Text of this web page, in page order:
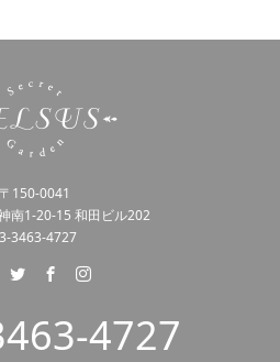
〒150-0041
南1-20-15 和田ビル202
3463-4727
4727